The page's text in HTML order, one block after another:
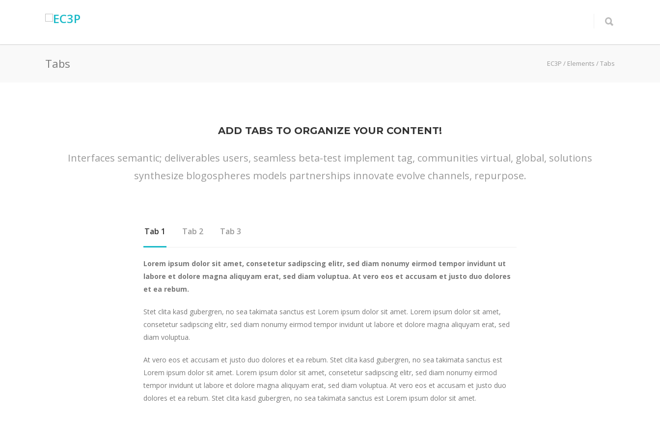
Tabs EC3P / Elements /Tabs
ADD TABS TO ORGANIZE YOUR CONTENT!
Interfaces semantic; deliverables users, seamless beta-test implement tag, communities virtual, global, solutions
synthesize blogospheres models partnerships innovate evolve channels, repurpose.
Tab 1 Tab 2 Tab 3
Lorem ipsum dolor sit amet, consetetur sadipscing elitr, sed diam nonumy eirmod tempor invidunt ut
labore et dolore magna aliquyam erat, sed diam voluptua. At vero eos et accusam et justo duo dolores
et ea rebum.
Stet clita kasd gubergren, no sea takimata sanctus est Lorem ipsum dolor sit amet. Lorem ipsum dolor sit amet,
consetetur sadipscing elitr, sed diam nonumy eirmod tempor invidunt ut labore et dolore magna aliquyam erat, sed
diam voluptua.
At vero eos et accusam et justo duo dolores et ea rebum. Stet clita kasd gubergren, no sea takimata sanctus est
Lorem ipsum dolor sit amet. Lorem ipsum dolor sit amet, consetetur sadipscing elitr, sed diam nonumy eirmod
tempor invidunt ut labore et dolore magna aliquyam erat, sed diam voluptua. At vero eos et accusam et justo duo
dolores et ea rebum. Stet clita kasd gubergren, no sea takimata sanctus est Lorem ipsum dolor sit amet.